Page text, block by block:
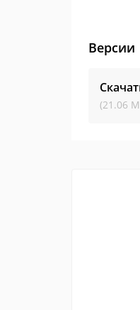
Версии
(21.06